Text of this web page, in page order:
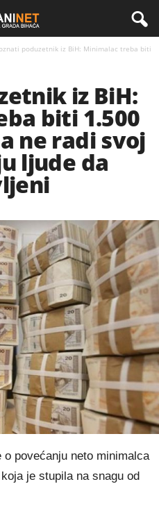
poduzetnik iz BiH: Minimalac treba biti
iz BiH:
biti 1.500
ne radi svoj
ljude da
povećanju neto minimalca
je stupila na snagu od